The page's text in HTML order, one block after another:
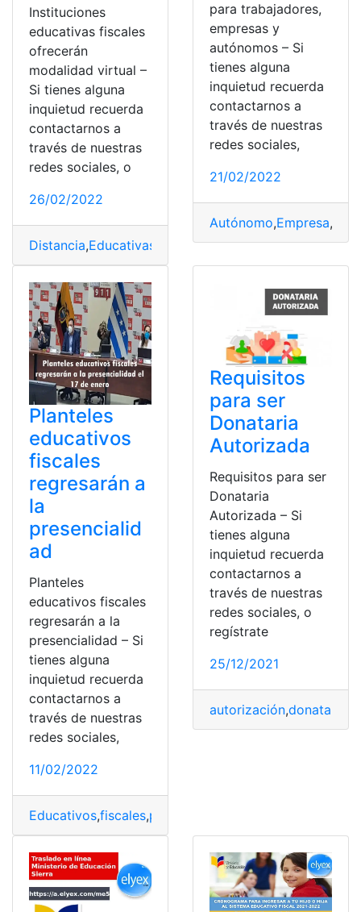
Instituciones
educativas fiscales
ofrecerán
modalidad virtual –
Si tienes alguna
inquietud recuerda
contactarnos a
través de nuestras
redes sociales, o
26/02/2022
Distancia,Educativas fiscales,Modalidad,Virtual
para trabajadores,
empresas y
autónomos – Si
tienes alguna
inquietud recuerda
contactarnos a
través de nuestras
redes sociales,
21/02/2022
Autónomo,Empresa,
Planteles
educativos
fiscales
regresarán a
la
presencialid
ad
Planteles
educativos fiscales
regresarán a la
presencialidad – Si
tienes alguna
inquietud recuerda
contactarnos a
través de nuestras
redes sociales,
11/02/2022
Educativos,fiscales,planteles
Requisitos
para ser
Donataria
Autorizada
Requisitos para ser
Donataria
Autorizada – Si
tienes alguna
inquietud recuerda
contactarnos a
través de nuestras
redes sociales, o
regístrate
25/12/2021
autorización,donataria